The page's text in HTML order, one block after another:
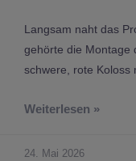
Langsam naht das
gehörte die Montage
schwere, rote Koloss
Weiterlesen »
24. Mai 2026